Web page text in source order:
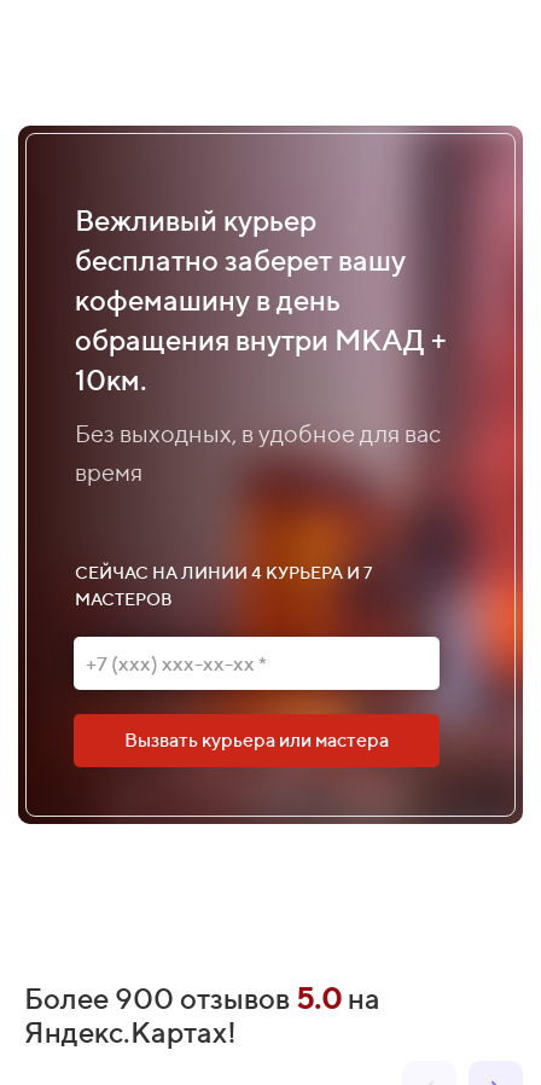
Вежливый курьер
бесплатно заберет вашу
кофемашину в день
обращения внутри МКАД +
10км.
Без выходных, в удобное для вас
время
СЕЙЧАС НА ЛИНИИ 4 КУРЬЕРА И 7
МАСТЕРОВ
Вызвать курьера или мастера
Более 900 отзывов 5.0 на
Яндекс.Картах!